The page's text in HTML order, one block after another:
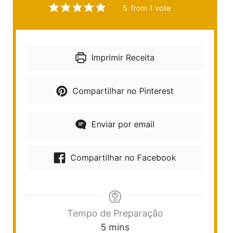
5 from 1 vote
Imprimir Receita
Compartilhar no Pinterest
Enviar por email
Compartilhar no Facebook
Tempo de Preparação
5 mins